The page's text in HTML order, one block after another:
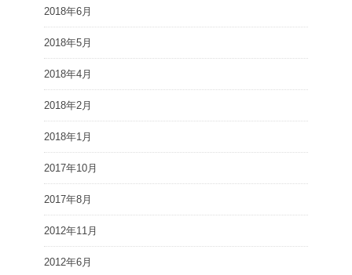
2018年6月
2018年5月
2018年4月
2018年2月
2018年1月
2017年10月
2017年8月
2012年11月
2012年6月